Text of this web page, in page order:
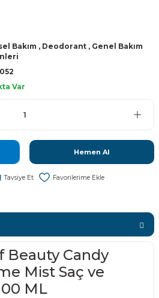
Bakım , Deodorant , Genel Bakım
Var
Hemen Al
Tavsiye Et
Beauty Candy
Mist Saç ve
ML